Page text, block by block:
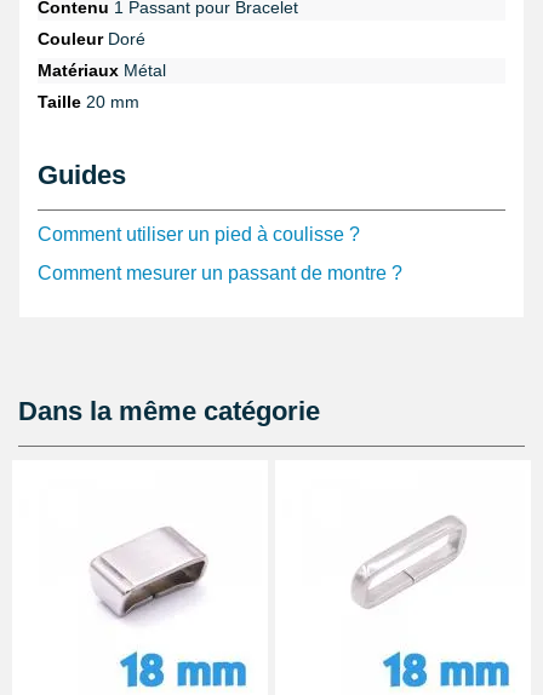
les montres Casio G Shock.
Contenu 1 Passant pour Bracelet
CouleurDoré
Matériaux Métal
Taille 20 mm
Guides
Comment utiliser un pied à coulisse ?
Comment mesurer un passant de montre ?
Dans la même catégorie